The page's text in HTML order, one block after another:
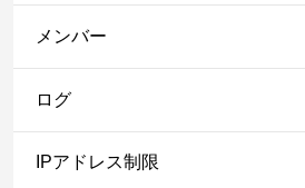
カスタムディメンション
PC・Mobile振り分け
メンバー
メンバー
ログ
IPアドレス制限